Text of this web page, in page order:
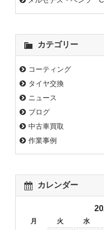
カテゴリー
コーティング
タイヤ交換
ニュース
ブログ
中古車買取
作業事例
カレンダー
月 火 水